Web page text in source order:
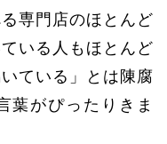
専門店のほとんど
いる人もほとんど
ている」とは陳腐
葉がぴったりきま